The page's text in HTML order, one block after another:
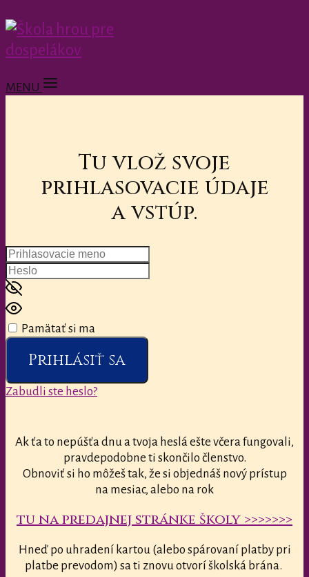
MENU
Tu vlož svoje
prihlasovacie údaje
a vstúp.
Pamätať si ma
Prihlásiť sa
Zabudli ste heslo?
Ak ťa to nepúšťa dnu a tvoja heslá ešte včera fungovali,
pravdepodobne ti skončilo členstvo.
Obnoviť si ho môžeš tak, že si objednáš nový prístup
na mesiac, alebo na rok
tu na predajnej stránke školy >>>>>>>
Hneď po uhradení kartou (alebo spárovaní platby pri
platbe prevodom) sa ti znovu otvorí školská brána.